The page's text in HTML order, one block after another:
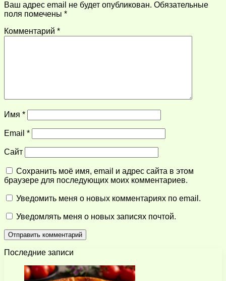
Ваш адрес email не будет опубликован. Обязательные
поля помечены *
Комментарий *
Имя *
Email *
Сайт
Сохранить моё имя, email и адрес сайта в этом
браузере для последующих моих комментариев.
Уведомить меня о новых комментариях по email.
Уведомлять меня о новых записях почтой.
Последние записи